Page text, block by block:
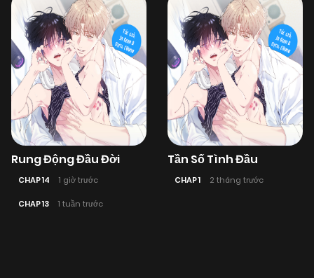
Rung Động Đầu Đời
CHAP 14 1 giờ trước
CHAP 13 1 tuần trước
Tần Số Tình Đầu
CHAP 1 2 tháng trước